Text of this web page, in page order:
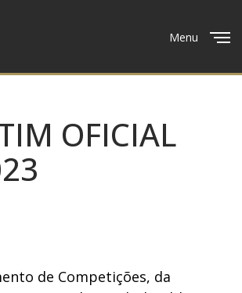
Menu
OFICIAL
de Competições, da